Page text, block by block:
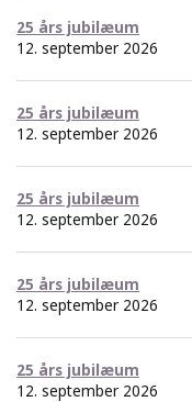
25 års jubilæum
12. september 2026
25 års jubilæum
12. september 2026
25 års jubilæum
12. september 2026
25 års jubilæum
12. september 2026
25 års jubilæum
12. september 2026